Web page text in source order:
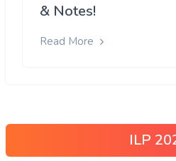
& Notes!
Read More
ILP